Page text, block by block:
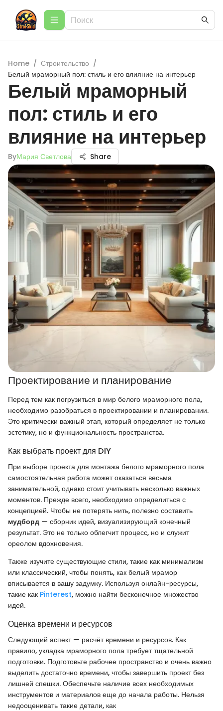
Home / Строительство /
Белый мраморный пол: стиль и его влияние на интерьер
Белый мраморный
пол: стиль и его
влияние на интерьер
ByМария Светлова Share
Проектирование и планирование
Перед тем как погрузиться в мир белого мраморного пола,
необходимо разобраться в проектировании и планировании.
Это критически важный этап, который определяет не только
эстетику, но и функциональность пространства.
Как выбрать проект для DIY
При выборе проекта для монтажа белого мраморного пола
самостоятельная работа может оказаться весьма
занимательной, однако стоит учитывать несколько важных
моментов. Прежде всего, необходимо определиться с
концепцией. Чтобы не потерять нить, полезно составить
мудборд — сборник идей, визуализирующий конечный
результат. Это не только облегчит процесс, но и служит
ореолом вдохновения.
Также изучите существующие стили, такие как минимализм
или классический, чтобы понять, как белый мрамор
вписывается в вашу задумку. Используя онлайн-ресурсы,
такие как Pinterest, можно найти бесконечное множество
идей.
Оценка времени и ресурсов
Следующий аспект — расчёт времени и ресурсов. Как
правило, укладка мраморного пола требует тщательной
подготовки. Подготовьте рабочее пространство и очень важно
выделить достаточно времени, чтобы завершить проект без
лишней спешки. Обеспечьте наличие всех необходимых
инструментов и материалов еще до начала работы. Нельзя
недооценивать такие детали, как